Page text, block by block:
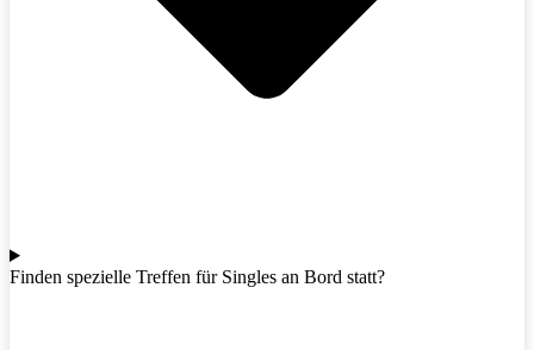
Finden spezielle Treffen für Singles an Bord statt?